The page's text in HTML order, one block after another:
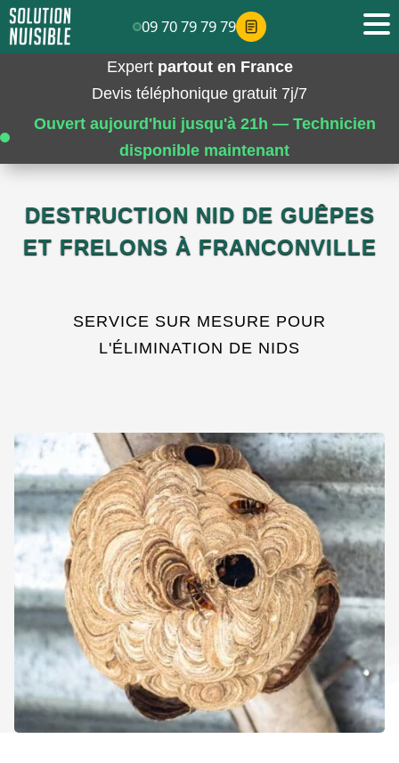
Expert partout en France
Devis téléphonique gratuit 7j/7
Ouvert aujourd'hui jusqu'à 21h — Technicien
disponible maintenant
DESTRUCTION NID DE GUÊPES
ET FRELONS À FRANCONVILLE
SERVICE SUR MESURE POUR
L'ÉLIMINATION DE NIDS
09 70 79 79 79